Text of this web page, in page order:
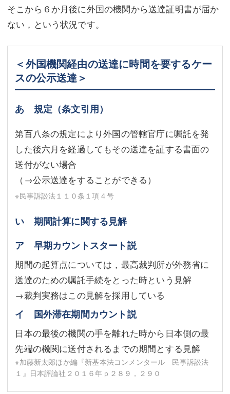
そこから６か月後に外国の機関から送達証明書が届か
ない，という状況です。
＜外国機関経由の送達に時間を要するケー
スの公示送達＞
あ 規定（条文引用）
第百八条の規定により外国の管轄官庁に嘱託を発
した後六月を経過してもその送達を証する書面の
送付がない場合
（→公示送達をすることができる）
※民事訴訟法１１０条１項４号
い 期間計算に関する見解
ア 早期カウントスタート説
期間の起算点については，最高裁判所が外務省に
送達のための嘱託手続をとった時という見解
→裁判実務はこの見解を採用している
イ 国外滞在期間カウント説
日本の最後の機関の手を離れた時から日本側の最
先端の機関に送付されるまでの期間とする見解
※加藤新太郎ほか編『新基本法コンメンタール 民事訴訟法
１』日本評論社２０１６年ｐ２８９，２９０